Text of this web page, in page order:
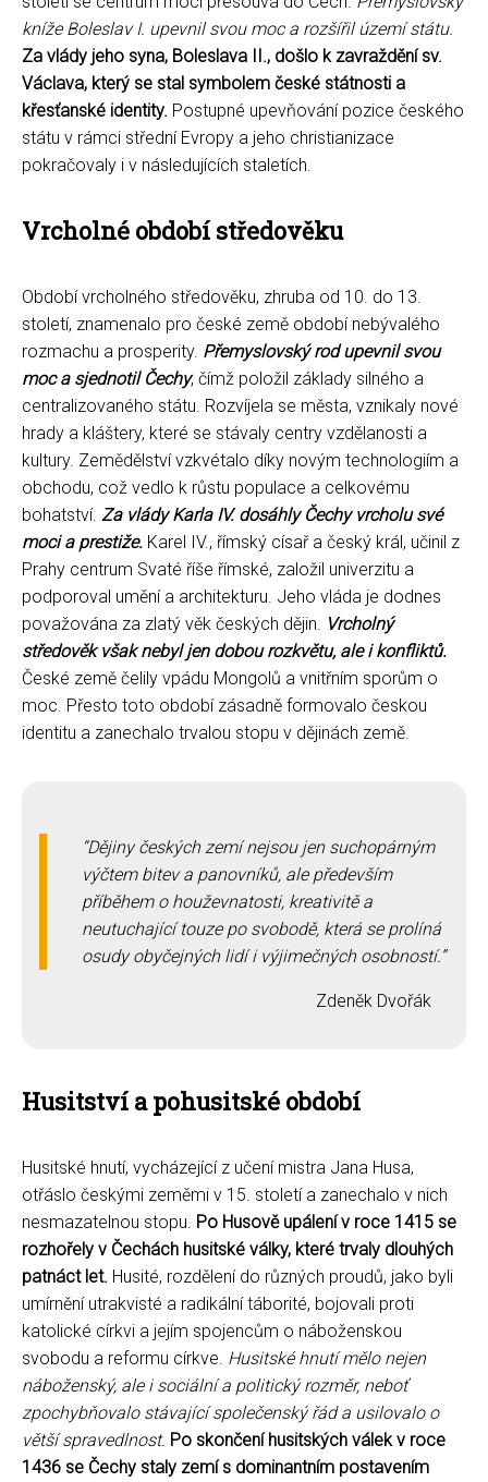
kníže Boleslav I. upevnil svou moc a rozšířil území státu.
Za vlády jeho syna, Boleslava II., došlo k zavraždění sv.
Václava, který se stal symbolem české státnosti a
křesťanské identity. Postupné upevňování pozice českého
státu v rámci střední Evropy a jeho christianizace
pokračovaly i v následujících staletích.
Vrcholné období středověku
Období vrcholného středověku, zhruba od 10. do 13.
století, znamenalo pro české země období nebývalého
rozmachu a prosperity. Přemyslovský rod upevnil svou
moc a sjednotil Čechy, čímž položil základy silného a
centralizovaného státu. Rozvíjela se města, vznikaly nové
hrady a kláštery, které se stávaly centry vzdělanosti a
kultury. Zemědělství vzkvétalo díky novým technologiím a
obchodu, což vedlo k růstu populace a celkovému
bohatství. Za vlády Karla IV. dosáhly Čechy vrcholu své
moci a prestiže. Karel IV., římský císař a český král, učinil z
Prahy centrum Svaté říše římské, založil univerzitu a
podporoval umění a architekturu. Jeho vláda je dodnes
považována za zlatý věk českých dějin.
Vrcholný
středověk však nebyl jen dobou rozkvětu, ale i konfliktů.
České země čelily vpádu Mongolů a vnitřním sporům o
moc. Přesto toto období zásadně formovalo českou
identitu a zanechalo trvalou stopu v dějinách země.
Dějiny českých zemí nejsou jen suchopárným
výčtem bitev a panovníků, ale především
příběhem o houževnatosti, kreativitě a
neutuchající touze po svobodě, která se prolíná
osudy obyčejných lidí i výjimečných osobností.
Zdeněk Dvořák
Husitství a pohusitské období
Husitské hnutí, vycházející z učení mistra Jana Husa,
otřáslo českými zeměmi v 15. století a zanechalo v nich
nesmazatelnou stopu. Po Husově upálení v roce 1415 se
rozhořely v Čechách husitské války, které trvaly dlouhých
patnáct let. Husité, rozdělení do různých proudů, jako byli
umírnění utrakvisté a radikální táborité, bojovali proti
katolické církvi a jejím spojencům o náboženskou
svobodu a reformu církve. Husitské hnutí mělo nejen
náboženský, ale i sociální a politický rozměr, neboť
zpochybňovalo stávající společenský řád a usilovalo o
větší spravedlnost. Po skončení husitských válek v roce
1436 se Čechy staly zemí s dominantním postavením